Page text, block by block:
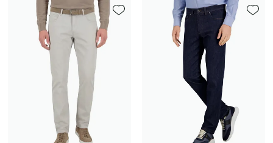
Toevoegen aan favorieten